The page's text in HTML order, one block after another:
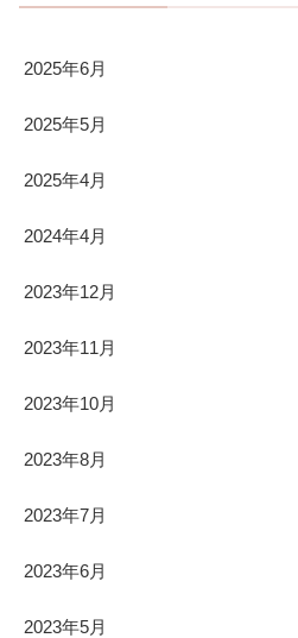
2025年6月
2025年5月
2025年4月
2024年4月
2023年12月
2023年11月
2023年10月
2023年8月
2023年7月
2023年6月
2023年5月